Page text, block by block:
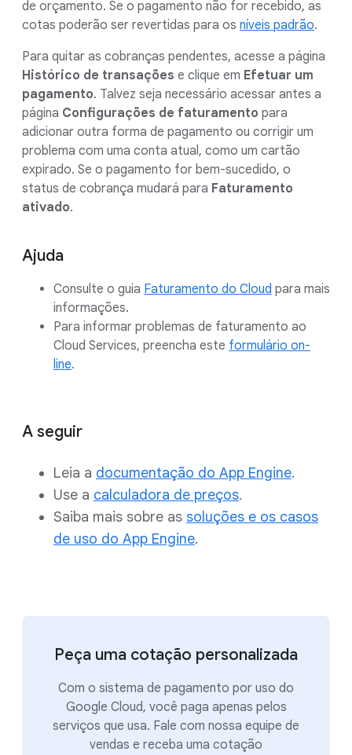
de orçamento. Se o pagamento não for recebido, as
cotas poderão ser revertidas para os níveis padrão.
Para quitar as cobranças pendentes, acesse a página
Histórico de transações e clique em Efetuar um
pagamento. Talvez seja necessário acessar antes a
página Configurações de faturamento para
adicionar outra forma de pagamento ou corrigir um
problema com uma conta atual, como um cartão
expirado. Se o pagamento for bem-sucedido, o
status de cobrança mudará para Faturamento
ativado.
Ajuda
Consulte o guia Faturamento do Cloud para mais
informações.
Para informar problemas de faturamento ao
Cloud Services, preencha este formulário on-
line.
A seguir
Leia a documentação do App Engine.
Use a calculadora de preços.
Saiba mais sobre as soluções e os casos
de uso do App Engine.
Peça uma cotação personalizada
Com o sistema de pagamento por uso do
Google Cloud, você paga apenas pelos
serviços que usa. Fale com nossa equipe de
vendas e receba uma cotação